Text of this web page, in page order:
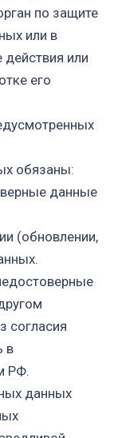
по защите
или в
или
его
обязаны:
данные
(обновлении,
согласия
в
РФ.
данных